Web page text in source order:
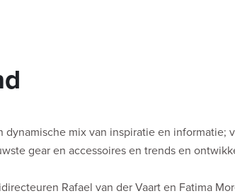
mix van inspiratie en informatie;
gear en accessoires en trends en
Rafael van der Vaart en Fatima